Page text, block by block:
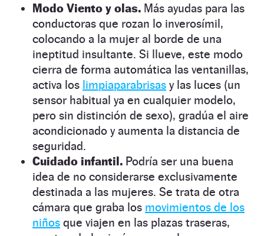
Modo Viento y olas. Más ayudas para las
conductoras que rozan lo inverosímil,
colocando a la mujer al borde de una
ineptitud insultante. Si llueve, este modo
cierra de forma automática las ventanillas,
activa los limpiaparabrisas y las luces (un
sensor habitual ya en cualquier modelo,
pero sin distinción de sexo), gradúa el aire
acondicionado y aumenta la distancia de
seguridad.
Cuidado infantil. Podría ser una buena
idea de no considerarse exclusivamente
destinada a las mujeres. Se trata de otra
cámara que graba los movimientos de los
niños que viajen en las plazas traseras,